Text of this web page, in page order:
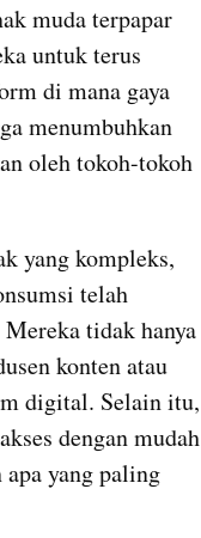
muda terpapar
untuk terus
di mana gaya
menumbuhkan
oleh tokoh-tokoh
yang kompleks,
telah
tidak hanya
konten atau
digital. Selain itu,
dengan mudah
yang paling